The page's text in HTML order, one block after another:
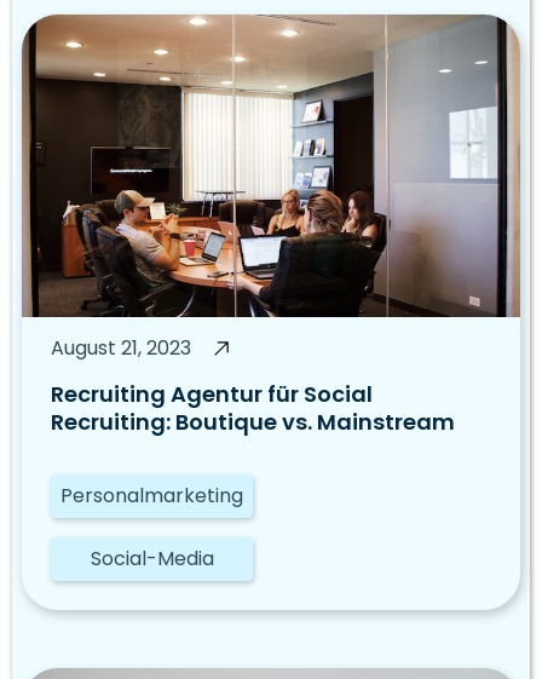
August 21, 2023
Recruiting Agentur für Social
Recruiting: Boutique vs. Mainstream
Personalmarketing
Social-Media